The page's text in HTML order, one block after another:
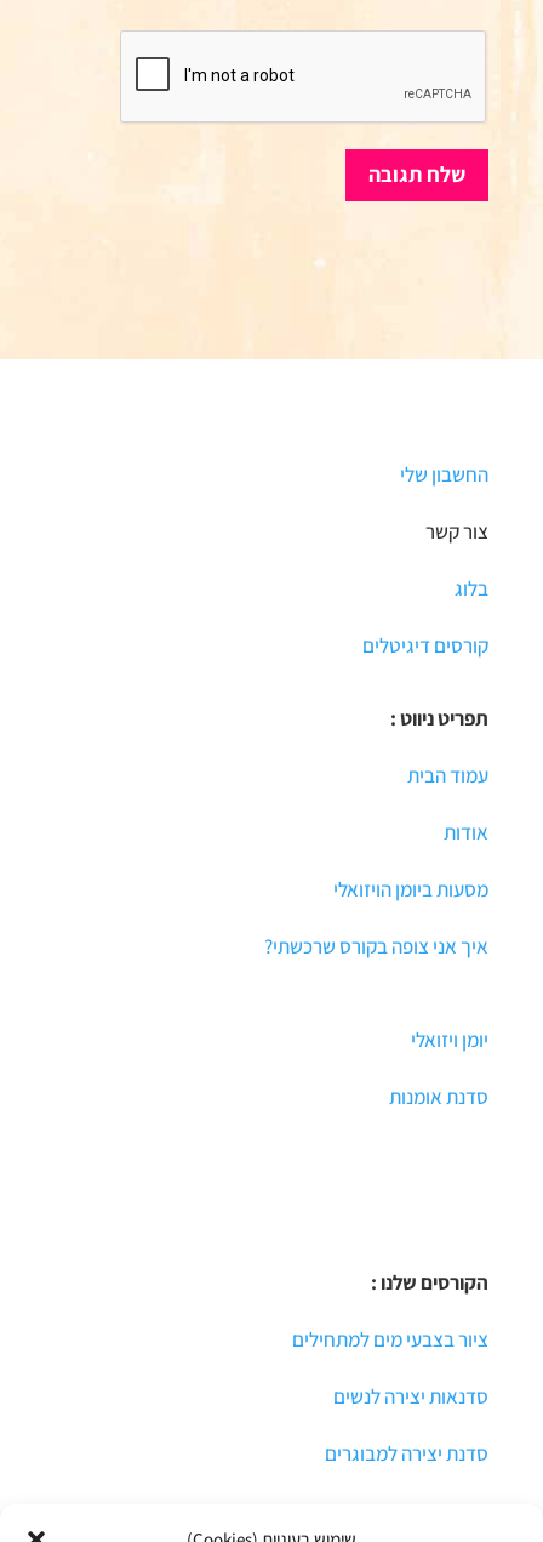
שלח תגובה
החשבון שלי
צור קשר
בלוג
קורסים דיגיטלים
תפריט ניווט :
עמוד הבית
אודות
מסעות ביומן הויזואלי
איך אני צופה בקורס שרכשתי?
יומן ויזואלי
סדנת אומנות
הקורסים שלנו :
ציור בצבעי מים למתחילים
סדנאות יצירה לנשים
סדנת יצירה למבוגרים